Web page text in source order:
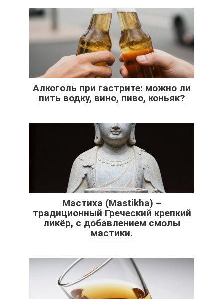
Алкоголь при гастрите: можно ли
пить водку, вино, пиво, коньяк?
Мастиха (Mastikha) –
традиционный Греческий крепкий
ликёр, с добавлением смолы
мастики.